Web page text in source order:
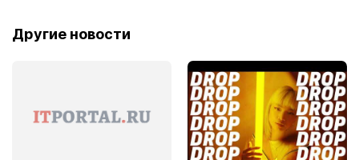
Другие новости